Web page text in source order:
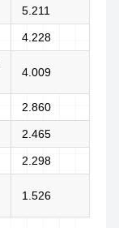
5.211
4.228
4.009
2.860
2.465
2.298
1.526